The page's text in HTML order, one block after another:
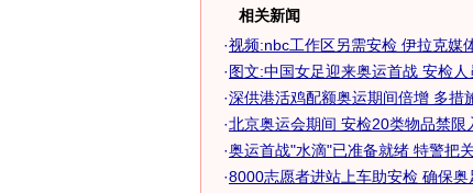
相关新闻
·视频:nbc工作区另需安检 伊拉克媒
·图文:中国女足迎来奥运首战 安检人
·深供港活鸡配额奥运期间倍增 多措
·北京奥运会期间 安检20类物品禁限
·奥运首战"水滴"已准备就绪 特警把
·8000志愿者进站上车助安检 确保奥